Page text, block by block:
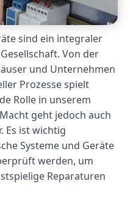
sind ein integraler
Von der
und Unternehmen
Prozesse spielt
Rolle in unserem
geht jedoch auch
Es ist wichtig
Systeme und Geräte
werden, um
Reparaturen